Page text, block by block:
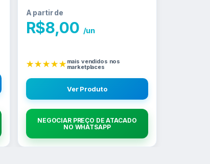
A partir de
R$8,00 /un
★★★★★mais vendidos nos
marketplaces
Ver Produto
NEGOCIAR PREÇO DE ATACADO
NO WHATSAPP